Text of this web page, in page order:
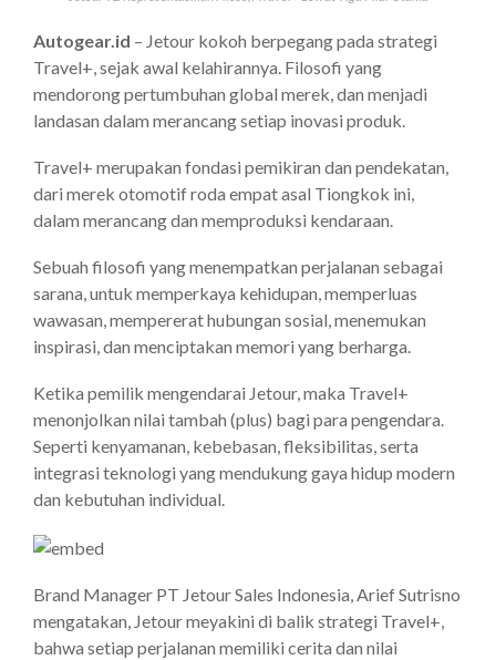
Autogear.id – Jetour kokoh berpegang pada strategi
Travel+, sejak awal kelahirannya. Filosofi yang
mendorong pertumbuhan global merek, dan menjadi
landasan dalam merancang setiap inovasi produk.
Travel+ merupakan fondasi pemikiran dan pendekatan,
dari merek otomotif roda empat asal Tiongkok ini,
dalam merancang dan memproduksi kendaraan.
Sebuah filosofi yang menempatkan perjalanan sebagai
sarana, untuk memperkaya kehidupan, memperluas
wawasan, mempererat hubungan sosial, menemukan
inspirasi, dan menciptakan memori yang berharga.
Ketika pemilik mengendarai Jetour, maka Travel+
menonjolkan nilai tambah (plus) bagi para pengendara.
Seperti kenyamanan, kebebasan, fleksibilitas, serta
integrasi teknologi yang mendukung gaya hidup modern
dan kebutuhan individual.
Brand Manager PT Jetour Sales Indonesia, Arief Sutrisno
mengatakan, Jetour meyakini di balik strategi Travel+,
bahwa setiap perjalanan memiliki cerita dan nilai